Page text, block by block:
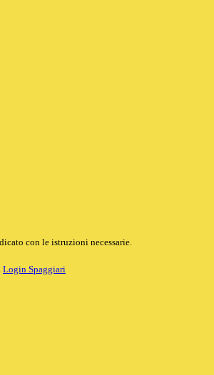
con le istruzioni necessarie.
Login Spaggiari